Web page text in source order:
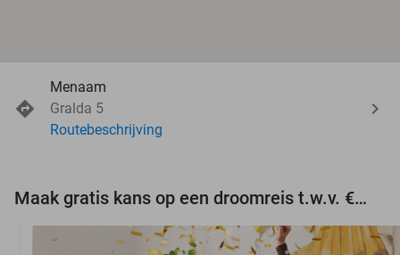
Menaam
Gralda 5
Routebeschrijving
Maak gratis kans op een droomreis t.w.v. €3.000!